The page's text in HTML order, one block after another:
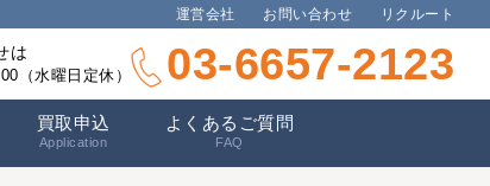
運営会社 お問い合わせ リクルート
は
（水曜日定休） 03-6657-2123
買取申込
Application
よくあるご質問
FAQ